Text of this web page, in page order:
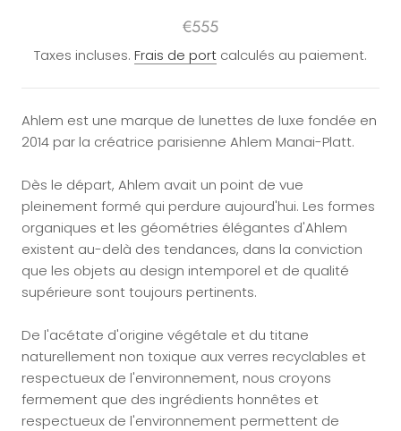
€555
Taxes incluses. Frais de port calculés au paiement.
Ahlem est une marque de lunettes de luxe fondée en
2014 par la créatrice parisienne Ahlem Manai-Platt.
Dès le départ, Ahlem avait un point de vue
pleinement formé qui perdure aujourd'hui. Les formes
organiques et les géométries élégantes d'Ahlem
existent au-delà des tendances, dans la conviction
que les objets au design intemporel et de qualité
supérieure sont toujours pertinents.
De l'acétate d'origine végétale et du titane
naturellement non toxique aux verres recyclables et
respectueux de l'environnement, nous croyons
fermement que des ingrédients honnêtes et
respectueux de l'environnement permettent de